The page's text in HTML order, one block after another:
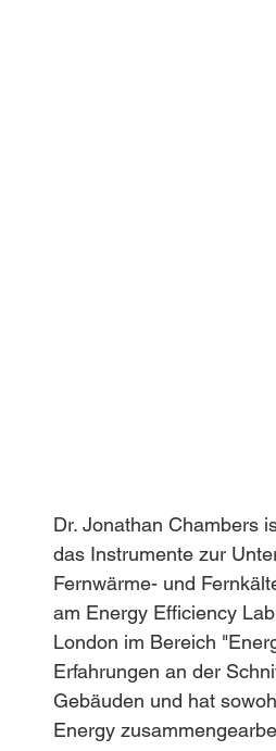
Dr. Jonathan Chambers
das Instrumente zur
Fernwärme- und
am Energy Efficiency
London im Bereich
Erfahrungen an der
Gebäuden und hat
Energy